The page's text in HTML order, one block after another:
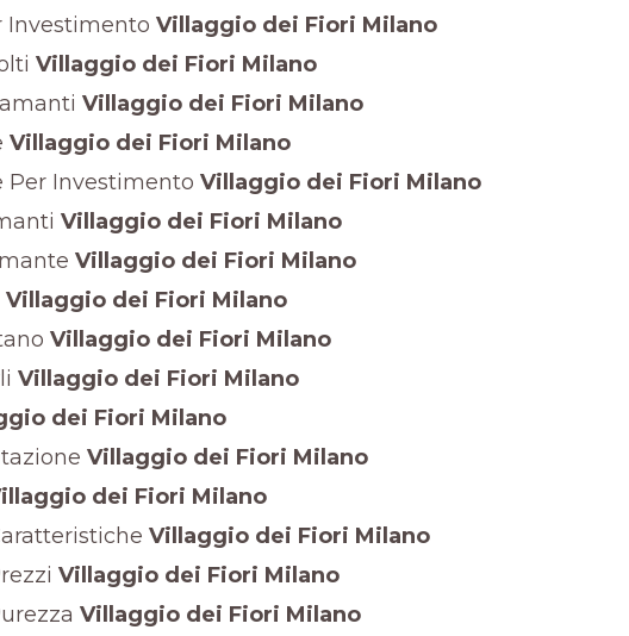
Villaggio dei Fiori Milano
Villaggio dei Fiori Milano
Villaggio dei Fiori Milano
Villaggio dei Fiori Milano
Investimento Villaggio dei Fiori Milano
Villaggio dei Fiori Milano
Villaggio dei Fiori Milano
Villaggio dei Fiori Milano
Villaggio dei Fiori Milano
Villaggio dei Fiori Milano
dei Fiori Milano
Villaggio dei Fiori Milano
dei Fiori Milano
Villaggio dei Fiori Milano
Villaggio dei Fiori Milano
Villaggio dei Fiori Milano